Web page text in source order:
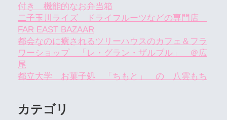
付き 機能的なお弁当箱
二子玉川ライズ ドライフルーツなどの専門店
FAR EAST BAZAAR
都会なのに癒されるツリーハウスのカフェ＆フラ
ワーショップ 「レ・グラン・ザルブル」 ＠広
尾
都立大学 お菓子処 「ちもと」 の 八雲もち
カテゴリ